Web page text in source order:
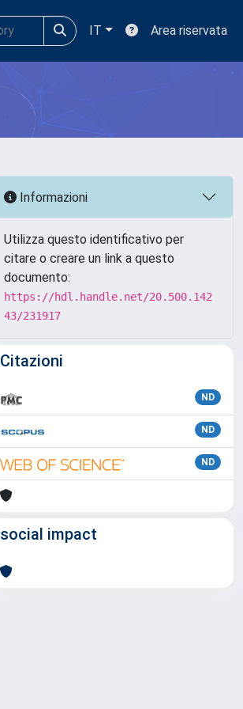
IT Area riservata
Informazioni
Utilizza questo identificativo per
citare o creare un link a questo
documento:
https://hdl.handle.net/20.500.142
43/231917
Citazioni
ND
ND
ND
social impact